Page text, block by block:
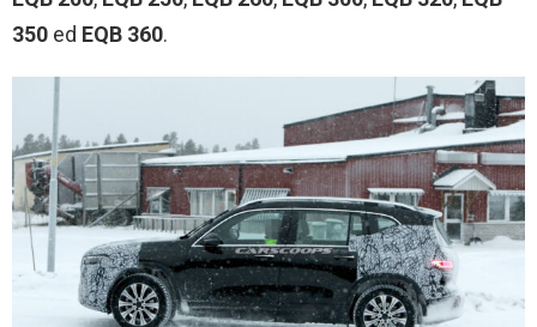
350 ed EQB 360.